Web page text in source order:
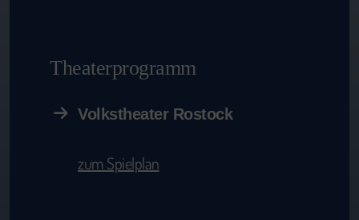
Theaterprogramm
Volkstheater Rostock
zum Spielplan